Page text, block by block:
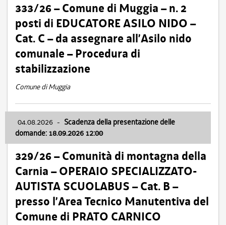
333/26 – Comune di Muggia – n. 2
posti di EDUCATORE ASILO NIDO –
Cat. C – da assegnare all’Asilo nido
comunale – Procedura di
stabilizzazione
Comune di Muggia
04.08.2026 - Scadenza della presentazione delle
domande: 18.09.2026 12:00
329/26 – Comunità di montagna della
Carnia – OPERAIO SPECIALIZZATO-
AUTISTA SCUOLABUS – Cat. B –
presso l’Area Tecnico Manutentiva del
Comune di PRATO CARNICO